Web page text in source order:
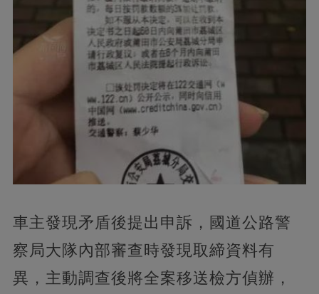
車主發現矛盾後提出申訴，國道公路警
察局大隊內部審查時發現取締資料有
異，主動調查後將全案移送檢方偵辦，